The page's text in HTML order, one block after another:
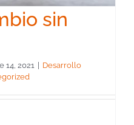
sin
14, 2021 | Desarrollo